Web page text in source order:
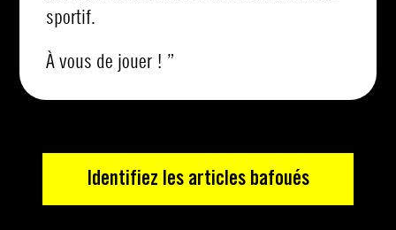
sportif.
À vous de jouer ! ”
Identifiez les articles bafoués